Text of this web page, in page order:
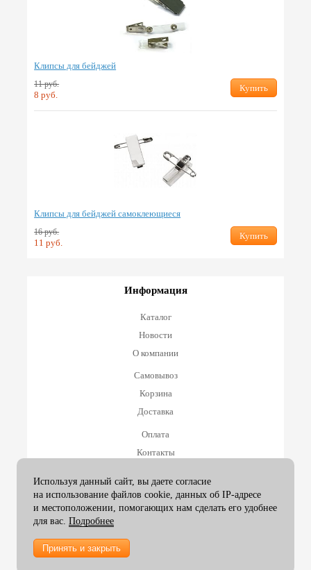
Клипсы для бейджей
11 руб.
8 руб.
Купить
Клипсы для бейджей самоклеющиеся
16 руб.
11 руб.
Купить
Информация
Каталог
Новости
О компании
Самовывоз
Корзина
Доставка
Оплата
Контакты
Принимаем к оплате
2007-26 ArtexGroup |
Используя данный сайт, вы даете согласие
на использование файлов cookie, данных об IP-адресе
и местоположении, помогающих нам сделать его удобнее
для вас. Подробнее
Принять и закрыть